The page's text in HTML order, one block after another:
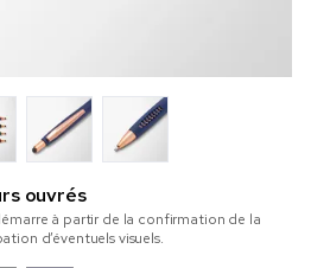
ouvrés
à partir de la confirmation de la
d’éventuels visuels.